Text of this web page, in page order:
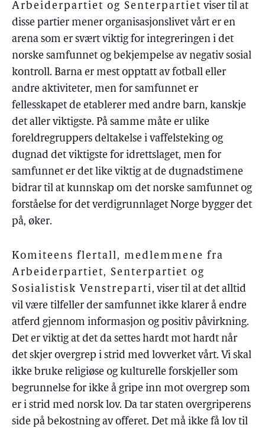
Arbeiderpartiet og Senterpartiet viser til at
disse partier mener organisasjonslivet vårt er en
arena som er svært viktig for integreringen i det
norske samfunnet og bekjempelse av negativ sosial
kontroll. Barna er mest opptatt av fotball eller
andre aktiviteter, men for samfunnet er
fellesskapet de etablerer med andre barn, kanskje
det aller viktigste. På samme måte er ulike
foreldregruppers deltakelse i vaffelsteking og
dugnad det viktigste for idrettslaget, men for
samfunnet er det like viktig at de dugnadstimene
bidrar til at kunnskap om det norske samfunnet og
forståelse for det verdigrunnlaget Norge bygger det
på, øker.
Komiteens flertall, medlemmene fra
Arbeiderpartiet, Senterpartiet og
Sosialistisk Venstreparti, viser til at det alltid
vil være tilfeller der samfunnet ikke klarer å endre
atferd gjennom informasjon og positiv påvirkning.
Det er viktig at det da settes hardt mot hardt når
det skjer overgrep i strid med lovverket vårt. Vi skal
ikke bruke religiøse og kulturelle forskjeller som
begrunnelse for ikke å gripe inn mot overgrep som
er i strid med norsk lov. Da tar staten overgriperens
side på bekostning av offeret. Det må ikke få lov til